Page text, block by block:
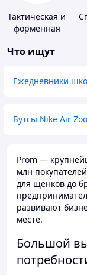
Тактическая и
форменная
Что ищут
Ежедневники
Бутсы Nike Air
Prom —
млн
для щенков до
развивают
месте.
Большой